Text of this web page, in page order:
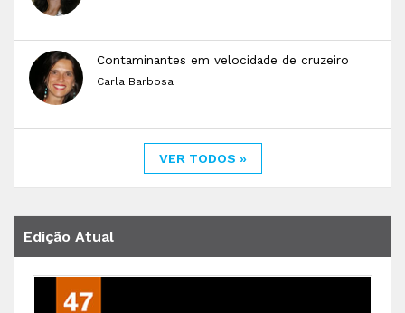
Contaminantes em velocidade de cruzeiro
Carla Barbosa
VER TODOS »
Edição Atual